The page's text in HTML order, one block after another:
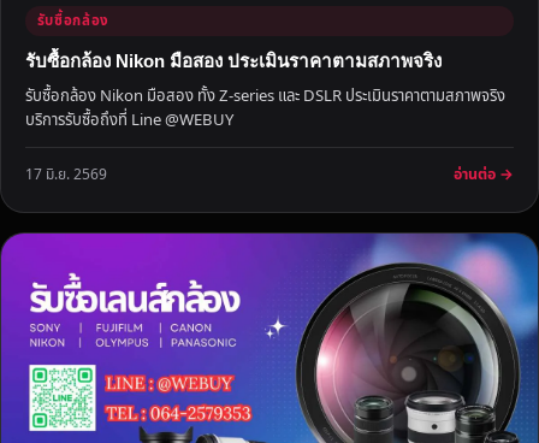
รับซื้อกล้อง
รับซื้อกล้อง Nikon มือสอง ประเมินราคาตามสภาพจริง
รับซื้อกล้อง Nikon มือสอง ทั้ง Z-series และ DSLR ประเมินราคาตามสภาพจริง
บริการรับซื้อถึงที่ Line @WEBUY
17 มิ.ย. 2569 อ่านต่อ →